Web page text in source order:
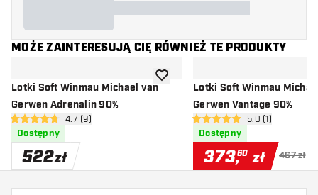
MOŻE ZAINTERESUJĄ CIĘ RÓWNIEŻ TE PRODUKTY
Lotki Soft Winmau Michael van
Gerwen Adrenalin 90%
otwórz panel recenzji
4.7 gwiazdki oceny
4.7 (9)
Dostępny
522zł
dodaj do listy życzeń
Lotki Soft Winmau
Gerwen Vantage 90%
otwórz panel
5 gwiazdki oceny
5.0 (1)
Dostępny
373,60 zł 467 zł